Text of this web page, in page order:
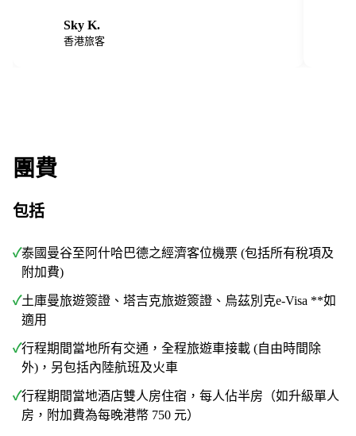
Sky K.
香港旅客
團費
包括
✓泰國曼谷至阿什哈巴德之經濟客位機票 (包括所有稅項及
附加費)
✓土庫曼旅遊簽證、塔吉克旅遊簽證、烏茲別克e-Visa **如
適用
✓行程期間當地所有交通，全程旅遊車接載 (自由時間除
外)，另包括內陸航班及火車
✓行程期間當地酒店雙人房住宿，每人佔半房（如升級單人
房，附加費為每晚港幣 750 元）